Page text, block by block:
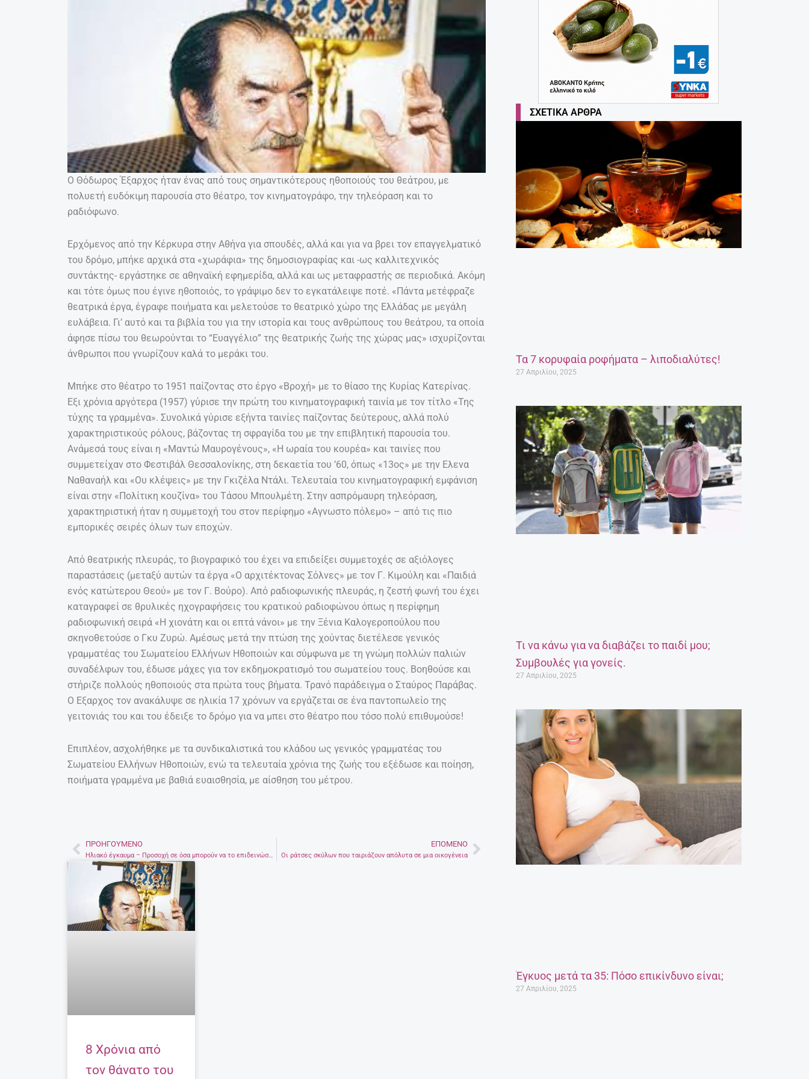
Ο Θόδωρος Έξαρχος ήταν ένας από τους σημαντικότερους ηθοποιούς του θεάτρου, με
πολυετή ευδόκιμη παρουσία στο θέατρο, τον κινηματογράφο, την τηλεόραση και το
ραδιόφωνο.
Ερχόμενος από την Κέρκυρα στην Αθήνα για σπουδές, αλλά και για να βρει τον επαγγελματικό
του δρόμο, μπήκε αρχικά στα «χωράφια» της δημοσιογραφίας και -ως καλλιτεχνικός
συντάκτης- εργάστηκε σε αθηναϊκή εφημερίδα, αλλά και ως μεταφραστής σε περιοδικά. Ακόμη
και τότε όμως που έγινε ηθοποιός, το γράψιμο δεν το εγκατάλειψε ποτέ. «Πάντα μετέφραζε
θεατρικά έργα, έγραφε ποιήματα και μελετούσε το θεατρικό χώρο της Ελλάδας με μεγάλη
ευλάβεια. Γι’ αυτό και τα βιβλία του για την ιστορία και τους ανθρώπους του θεάτρου, τα οποία
άφησε πίσω του θεωρούνται το “Ευαγγέλιο” της θεατρικής ζωής της χώρας μας» ισχυρίζονται
άνθρωποι που γνωρίζουν καλά το μεράκι του.
Μπήκε στο θέατρο το 1951 παίζοντας στο έργο «Βροχή» με το θίασο της Κυρίας Κατερίνας.
Εξι χρόνια αργότερα (1957) γύρισε την πρώτη του κινηματογραφική ταινία με τον τίτλο «Της
τύχης τα γραμμένα». Συνολικά γύρισε εξήντα ταινίες παίζοντας δεύτερους, αλλά πολύ
χαρακτηριστικούς ρόλους, βάζοντας τη σφραγίδα του με την επιβλητική παρουσία του.
Ανάμεσά τους είναι η «Μαντώ Μαυρογένους», «Η ωραία του κουρέα» και ταινίες που
συμμετείχαν στο Φεστιβάλ Θεσσαλονίκης, στη δεκαετία του ’60, όπως «13ος» με την Ελενα
Ναθαναήλ και «Ου κλέψεις» με την Γκιζέλα Ντάλι. Τελευταία του κινηματογραφική εμφάνιση
είναι στην «Πολίτικη κουζίνα» του Τάσου Μπουλμέτη. Στην ασπρόμαυρη τηλεόραση,
χαρακτηριστική ήταν η συμμετοχή του στον περίφημο «Αγνωστο πόλεμο» – από τις πιο
εμπορικές σειρές όλων των εποχών.
Από θεατρικής πλευράς, το βιογραφικό του έχει να επιδείξει συμμετοχές σε αξιόλογες
παραστάσεις (μεταξύ αυτών τα έργα «Ο αρχιτέκτονας Σόλνες» με τον Γ. Κιμούλη και «Παιδιά
ενός κατώτερου Θεού» με τον Γ. Βούρο). Από ραδιοφωνικής πλευράς, η ζεστή φωνή του έχει
καταγραφεί σε θρυλικές ηχογραφήσεις του κρατικού ραδιοφώνου όπως η περίφημη
ραδιοφωνική σειρά «Η χιονάτη και οι επτά νάνοι» με την Ξένια Καλογεροπούλου που
σκηνοθετούσε ο Γκυ Ζυρώ. Αμέσως μετά την πτώση της χούντας διετέλεσε γενικός
γραμματέας του Σωματείου Ελλήνων Ηθοποιών και σύμφωνα με τη γνώμη πολλών παλιών
συναδέλφων του, έδωσε μάχες για τον εκδημοκρατισμό του σωματείου τους. Βοηθούσε και
στήριζε πολλούς ηθοποιούς στα πρώτα τους βήματα. Τρανό παράδειγμα ο Σταύρος Παράβας.
Ο Εξαρχος τον ανακάλυψε σε ηλικία 17 χρόνων να εργάζεται σε ένα παντοπωλείο της
γειτονιάς του και του έδειξε το δρόμο για να μπει στο θέατρο που τόσο πολύ επιθυμούσε!
Επιπλέον, ασχολήθηκε με τα συνδικαλιστικά του κλάδου ως γενικός γραμματέας του
Σωματείου Ελλήνων Ηθοποιών, ενώ τα τελευταία χρόνια της ζωής του εξέδωσε και ποίηση,
ποιήματα γραμμένα με βαθιά ευαισθησία, με αίσθηση του μέτρου.
Prev
ΠΡΟΗΓΟΎΜΕΝΟ
Ηλιακό έγκαυμα – Προσοχή σε όσα μπορούν να το επιδεινώσουν
ΕΠΌΜΕΝΟ
Οι ράτσες σκύλων που ταιριάζουν απόλυτα σε μια οικογένειαNext
8 Χρόνια από
τον θάνατο του
ΣΧΕΤΙΚΆ ΆΡΘΡΑ
Τα 7 κορυφαία ροφήματα – λιποδιαλύτες!
27 Απριλίου, 2025
Τι να κάνω για να διαβάζει το παιδί μου;
Συμβουλές για γονείς.
27 Απριλίου, 2025
Έγκυος μετά τα 35: Πόσο επικίνδυνο είναι;
27 Απριλίου, 2025